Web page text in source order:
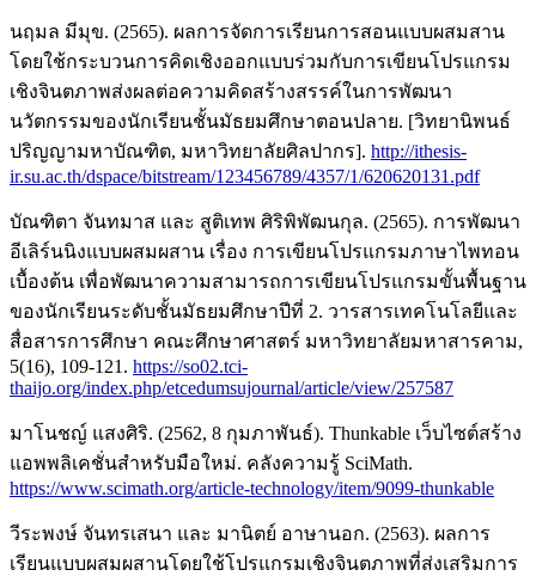
นฤมล มีมุข. (2565). ผลการจัดการเรียนการสอนแบบผสมสาน
โดยใช้กระบวนการคิดเชิงออกแบบร่วมกับการเขียนโปรแกรม
เชิงจินตภาพส่งผลต่อความคิดสร้างสรรค์ในการพัฒนา
นวัตกรรมของนักเรียนชั้นมัธยมศึกษาตอนปลาย. [วิทยานิพนธ์
ปริญญามหาบัณฑิต, มหาวิทยาลัยศิลปากร]. http://ithesis-
ir.su.ac.th/dspace/bitstream/123456789/4357/1/620620131.pdf
บัณฑิตา จันทมาส และ สูติเทพ ศิริพิพัฒนกุล. (2565). การพัฒนา
อีเลิร์นนิงแบบผสมผสาน เรื่อง การเขียนโปรแกรมภาษาไพทอน
เบื้องต้น เพื่อพัฒนาความสามารถการเขียนโปรแกรมขั้นพื้นฐาน
ของนักเรียนระดับชั้นมัธยมศึกษาปีที่ 2. วารสารเทคโนโลยีและ
สื่อสารการศึกษา คณะศึกษาศาสตร์ มหาวิทยาลัยมหาสารคาม,
5(16), 109-121. https://so02.tci-
thaijo.org/index.php/etcedumsujournal/article/view/257587
มาโนชญ์ แสงศิริ. (2562, 8 กุมภาพันธ์). Thunkable เว็บไซต์สร้าง
แอพพลิเคชั่นสำหรับมือใหม่. คลังความรู้ SciMath.
https://www.scimath.org/article-technology/item/9099-thunkable
วีระพงษ์ จันทรเสนา และ มานิตย์ อาษานอก. (2563). ผลการ
เรียนแบบผสมผสานโดยใช้โปรแกรมเชิงจินตภาพที่ส่งเสริมการ